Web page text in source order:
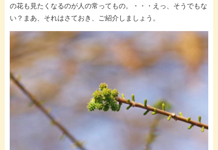
の花も見たくなるのが人の常ってもの。・・・えっ、そうでもな
い？まあ、それはさておき、ご紹介しましょう。